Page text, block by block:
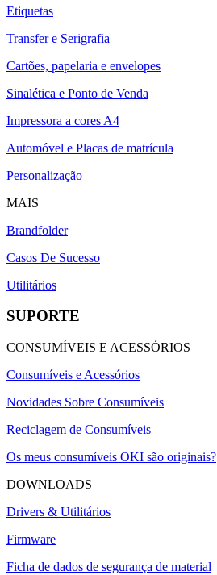
Etiquetas
Transfer e Serigrafia
Cartões, papelaria e envelopes
Sinalética e Ponto de Venda
Impressora a cores A4
Automóvel e Placas de matrícula
Personalização
MAIS
Brandfolder
Casos De Sucesso
Utilitários
SUPORTE
CONSUMÍVEIS E ACESSÓRIOS
Consumíveis e Acessórios
Novidades Sobre Consumíveis
Reciclagem de Consumíveis
Os meus consumíveis OKI são originais?
DOWNLOADS
Drivers & Utilitários
Firmware
Ficha de dados de segurança de material